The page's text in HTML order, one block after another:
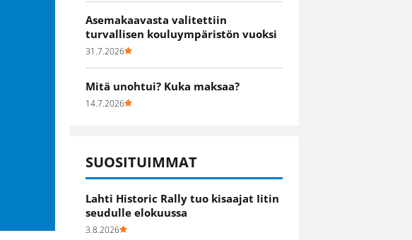
Asemakaavasta valitettiin
turvallisen kouluympäristön vuoksi
31.7.2026
Mitä unohtui? Kuka maksaa?
14.7.2026
SUOSITUIMMAT
Lahti Historic Rally tuo kisaajat Iitin
seudulle elokuussa
3.8.2026